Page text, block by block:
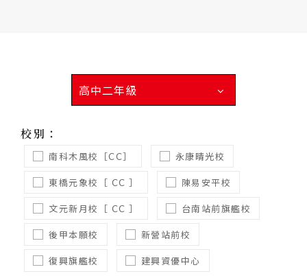
高中二年級
校別：
南科木風校［CC］ 永康晴光校
東橋元象校［ CC ］ 陳易安平校
文元新月校［ CC ］ 台南站前旗艦校
後甲本願校 新營站前校
復興旗艦校 建興資優中心